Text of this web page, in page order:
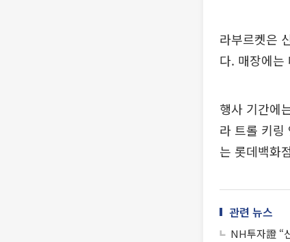
라부르켓은
다. 매장에는
행사 기간에
라 트롤 키링
는 롯데백화
관련 뉴스
NH투자證 “